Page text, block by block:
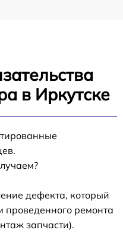
в Иркутске
дефекта, который
проведенного ремонта
запчасти).